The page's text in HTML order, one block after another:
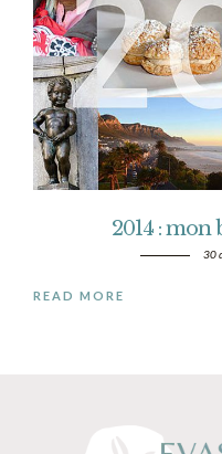
2014 : mon
30
READ MORE